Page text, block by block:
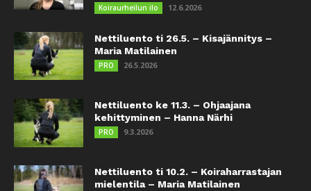
Koiraurheilun ilo 12.6.2026
Nettiluento ti 26.5. – Kisajännitys –
Maria Matilainen
PRO 26.5.2026
Nettiluento ke 11.3. – Ohjaajana
kehittyminen – Hanna Närhi
PRO 9.3.2026
Nettiluento ti 10.2. – Koiraharrastajan
mielentila – Maria Matilainen